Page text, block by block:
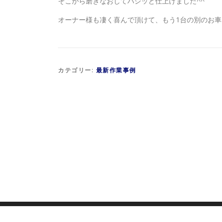
オーナー様も凄く喜んで頂けて、もう1台の別のお
カテゴリー: 最新作業事例